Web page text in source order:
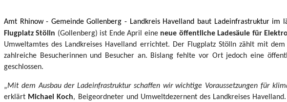
Amt Rhinow - Gemeinde Gollenberg - Landkreis Havelland baut Ladeinfrastruktur
Flugplatz Stölln (Gollenberg) ist Ende April eine neue öffentliche Ladesäule für
Umweltamtes des Landkreises Havelland errichtet. Der Flugplatz Stölln zählt mit dem
zahlreiche Besucherinnen und Besucher an. Bislang fehlte vor Ort jedoch eine
geschlossen.
„Mit dem Ausbau der Ladeinfrastruktur schaffen wir wichtige Voraussetzungen für
erklärt Michael Koch, Beigeordneter und Umweltdezernent des Landkreises